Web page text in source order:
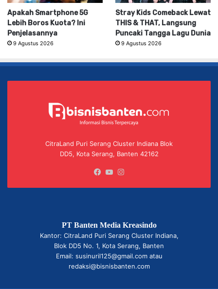
Apakah Smartphone 5G
Lebih Boros Kuota? Ini
Penjelasannya
9 Agustus 2026
Stray Kids Comeback Lewat
THIS & THAT, Langsung
Puncaki Tangga Lagu Dunia
9 Agustus 2026
CitraLand Puri Serang Cluster Indiana Blok
DD5, Kota Serang, Banten 42162
Facebook
YouTube
PT Banten Media Kreasindo
Kantor: CitraLand Puri Serang Cluster Indiana,
Blok DD5 No. 1, Kota Serang, Banten
Email: susinuril125@gmail.com atau
redaksi@bisnisbanten.com